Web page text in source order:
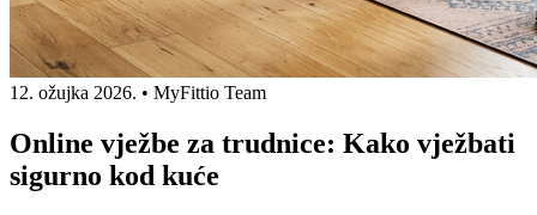
12. ožujka 2026. • MyFittio Team
Online vježbe za trudnice: Kako vježbati
sigurno kod kuće